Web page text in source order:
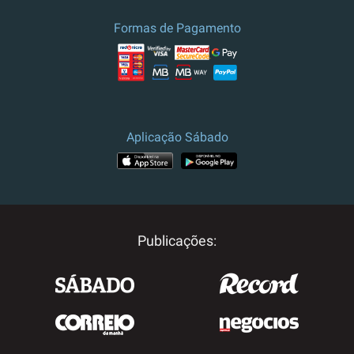
Formas de Pagamento
Aplicação Sábado
Publicações: